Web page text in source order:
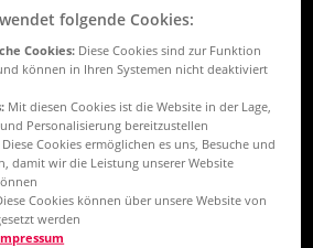
folgende Cookies:
Cookies:Diese Cookies sind zur Funktion
können in Ihren Systemen nicht deaktiviert
Mit diesen Cookies ist die Website in der Lage,
Personalisierung bereitzustellen
Cookies ermöglichen es uns, Besuche und
damit wir die Leistung unserer Website
Cookies können über unsere Website von
werden